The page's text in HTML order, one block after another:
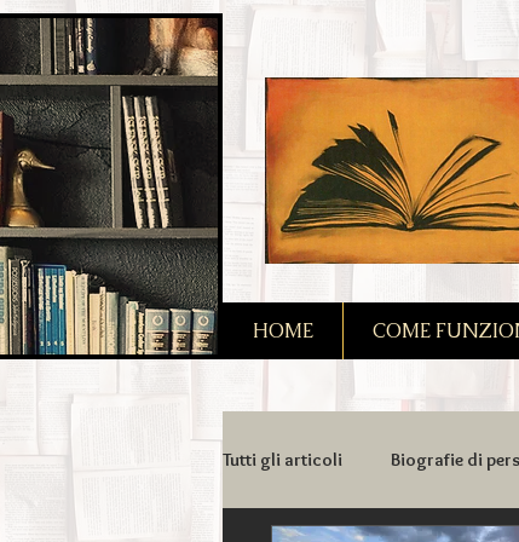
HOME COME
Tutti gli articoli Biografie di